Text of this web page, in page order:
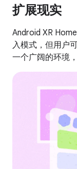
扩展现实
Android XR
入模式，但用户
一个广阔的环境